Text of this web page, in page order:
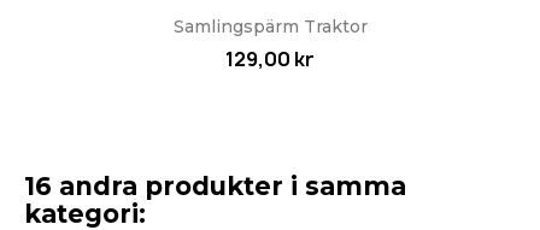
Samlingspärm Traktor
129,00 kr
16 andra produkter i samma
kategori: